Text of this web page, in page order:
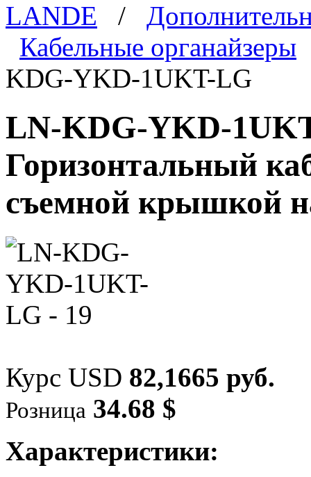
LANDE /
Кабельные органайзеры
KDG-YKD-1UKT-LG
LN-KDG-YKD-
Горизонтальный
съемной крышкой
Курс USD 82,1665 руб.
Розница 34.68 $
Характеристики: